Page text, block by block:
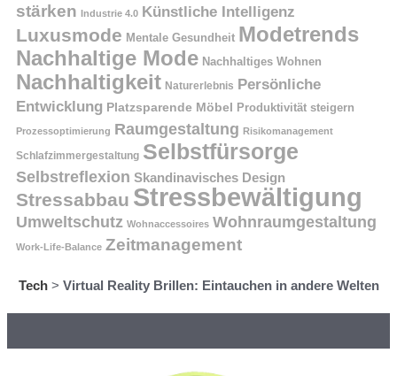
stärken
Industrie 4.0 Künstliche Intelligenz
Luxusmode Mentale Gesundheit Modetrends
Nachhaltige Mode Nachhaltiges Wohnen
Nachhaltigkeit Naturerlebnis Persönliche
Entwicklung Platzsparende Möbel Produktivität steigern
Prozessoptimierung Raumgestaltung Risikomanagement
Schlafzimmergestaltung Selbstfürsorge
Selbstreflexion Skandinavisches Design
Stressabbau Stressbewältigung
Umweltschutz Wohnaccessoires Wohnraumgestaltung
Work-Life-Balance Zeitmanagement
Tech> Virtual Reality Brillen: Eintauchen in andere Welten